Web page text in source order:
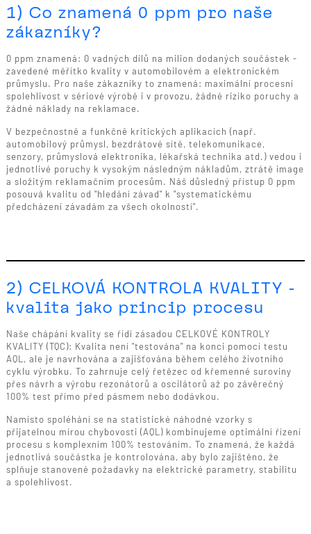
1) Co znamená 0 ppm pro naše
zákazníky?
0 ppm znamená: 0 vadných dílů na milion dodaných součástek -
zavedené měřítko kvality v automobilovém a elektronickém
průmyslu. Pro naše zákazníky to znamená: maximální procesní
spolehlivost v sériové výrobě i v provozu, žádné riziko poruchy a
žádné náklady na reklamace.
V bezpečnostně a funkčně kritických aplikacích (např.
automobilový průmysl, bezdrátové sítě, telekomunikace,
senzory, průmyslová elektronika, lékařská technika atd.) vedou i
jednotlivé poruchy k vysokým následným nákladům, ztrátě image
a složitým reklamačním procesům. Náš důsledný přístup 0 ppm
posouvá kvalitu od "hledání závad" k "systematickému
předcházení závadám za všech okolností".
2) CELKOVÁ KONTROLA KVALITY -
kvalita jako princip procesu
Naše chápání kvality se řídí zásadou CELKOVÉ KONTROLY
KVALITY (TQC): Kvalita není "testována" na konci pomocí testu
AQL, ale je navrhována a zajišťována během celého životního
cyklu výrobku. To zahrnuje celý řetězec od křemenné suroviny
přes návrh a výrobu rezonátorů a oscilátorů až po závěrečný
100% test přímo před pásmem nebo dodávkou.
Namísto spoléhání se na statistické náhodné vzorky s
přijatelnou mírou chybovosti (AQL) kombinujeme optimální řízení
procesu s komplexním 100% testováním. To znamená, že každá
jednotlivá součástka je kontrolována, aby bylo zajištěno, že
splňuje stanovené požadavky na elektrické parametry, stabilitu
a spolehlivost.